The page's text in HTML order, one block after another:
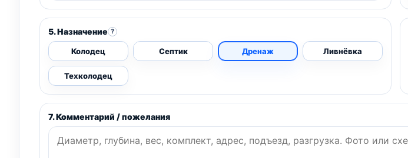
5. Назначение ?
Колодец Септик Дренаж Ливнёвка
Техколодец
7. Комментарий / пожелания